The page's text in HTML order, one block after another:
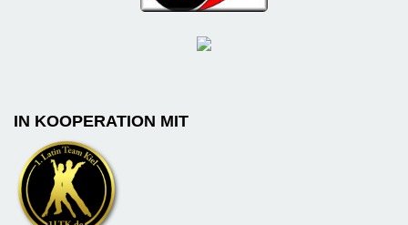
IN KOOPERATION MIT